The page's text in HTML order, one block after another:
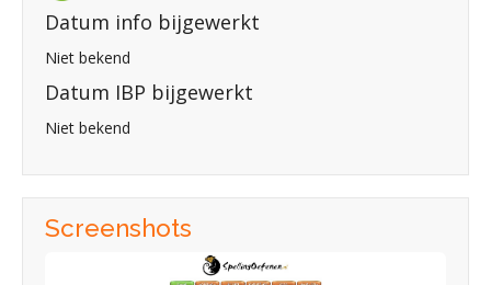
Datum info bijgewerkt
Niet bekend
Datum IBP bijgewerkt
Niet bekend
Screenshots